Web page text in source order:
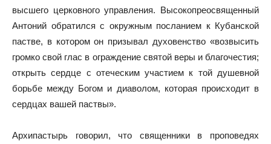
высшего церковного управления. Высокопреосвященный
Антоний обратился с окружным посланием к Кубанской
пастве, в котором он призывал духовенство «возвысить
громко свой глас в ограждение святой веры и благочестия;
открыть сердце с отеческим участием к той душевной
борьбе между Богом и диаволом, которая происходит в
сердцах вашей паствы».
Архипастырь говорил, что священники в проповедях